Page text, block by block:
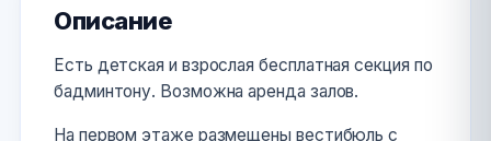
Описание
Есть детская и взрослая бесплатная секция по
бадминтону. Возможна аренда залов.
На первом этаже размещены вестибюль с